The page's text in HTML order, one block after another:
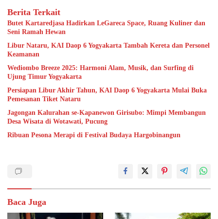
Berita Terkait
Butet Kartaredjasa Hadirkan LeGareca Space, Ruang Kuliner dan
Seni Ramah Hewan
Libur Nataru, KAI Daop 6 Yogyakarta Tambah Kereta dan Personel
Keamanan
Wediombo Breeze 2025: Harmoni Alam, Musik, dan Surfing di
Ujung Timur Yogyakarta
Persiapan Libur Akhir Tahun, KAI Daop 6 Yogyakarta Mulai Buka
Pemesanan Tiket Nataru
Jagongan Kalurahan se-Kapanewon Girisubo: Mimpi Membangun
Desa Wisata di Wotawati, Pucung
Ribuan Pesona Merapi di Festival Budaya Hargobinangun
Baca Juga